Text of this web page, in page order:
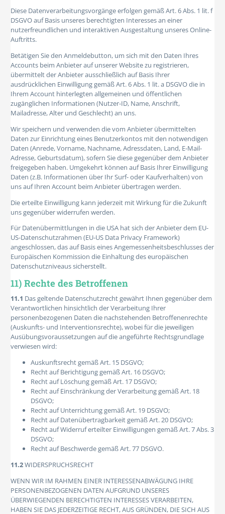
Diese Datenverarbeitungsvorgänge erfolgen gemäß Art. 6 Abs. 1 lit. f
DSGVO auf Basis unseres berechtigten Interesses an einer
nutzerfreundlichen und interaktiven Ausgestaltung unseres Online-
Auftritts.
Betätigen Sie den Anmeldebutton, um sich mit den Daten Ihres
Accounts beim Anbieter auf unserer Website zu registrieren,
übermittelt der Anbieter ausschließlich auf Basis Ihrer
ausdrücklichen Einwilligung gemäß Art. 6 Abs. 1 lit. a DSGVO die in
Ihrem Account hinterlegten allgemeinen und öffentlichen
zugänglichen Informationen (Nutzer-ID, Name, Anschrift,
Mailadresse, Alter und Geschlecht) an uns.
Wir speichern und verwenden die vom Anbieter übermittelten
Daten zur Einrichtung eines Benutzerkontos mit den notwendigen
Daten (Anrede, Vorname, Nachname, Adressdaten, Land, E-Mail-
Adresse, Geburtsdatum), sofern Sie diese gegenüber dem Anbieter
freigegeben haben. Umgekehrt können auf Basis Ihrer Einwilligung
Daten (z.B. Informationen über Ihr Surf- oder Kaufverhalten) von
uns auf Ihren Account beim Anbieter übertragen werden.
Die erteilte Einwilligung kann jederzeit mit Wirkung für die Zukunft
uns gegenüber widerrufen werden.
Für Datenübermittlungen in die USA hat sich der Anbieter dem EU-
US-Datenschutzrahmen (EU-US Data Privacy Framework)
angeschlossen, das auf Basis eines Angemessenheitsbeschlusses der
Europäischen Kommission die Einhaltung des europäischen
Datenschutzniveaus sicherstellt.
11) Rechte des Betroffenen
11.1 Das geltende Datenschutzrecht gewährt Ihnen gegenüber dem
Verantwortlichen hinsichtlich der Verarbeitung Ihrer
personenbezogenen Daten die nachstehenden Betroffenenrechte
(Auskunfts- und Interventionsrechte), wobei für die jeweiligen
Ausübungsvoraussetzungen auf die angeführte Rechtsgrundlage
verwiesen wird:
Auskunftsrecht gemäß Art. 15 DSGVO;
Recht auf Berichtigung gemäß Art. 16 DSGVO;
Recht auf Löschung gemäß Art. 17 DSGVO;
Recht auf Einschränkung der Verarbeitung gemäß Art. 18
DSGVO;
Recht auf Unterrichtung gemäß Art. 19 DSGVO;
Recht auf Datenübertragbarkeit gemäß Art. 20 DSGVO;
Recht auf Widerruf erteilter Einwilligungen gemäß Art. 7 Abs. 3
DSGVO;
Recht auf Beschwerde gemäß Art. 77 DSGVO.
11.2WIDERSPRUCHSRECHT
WENN WIR IM RAHMEN EINER INTERESSENABWÄGUNG IHRE
PERSONENBEZOGENEN DATEN AUFGRUND UNSERES
ÜBERWIEGENDEN BERECHTIGTEN INTERESSES VERARBEITEN,
HABEN SIE DAS JEDERZEITIGE RECHT, AUS GRÜNDEN, DIE SICH AUS